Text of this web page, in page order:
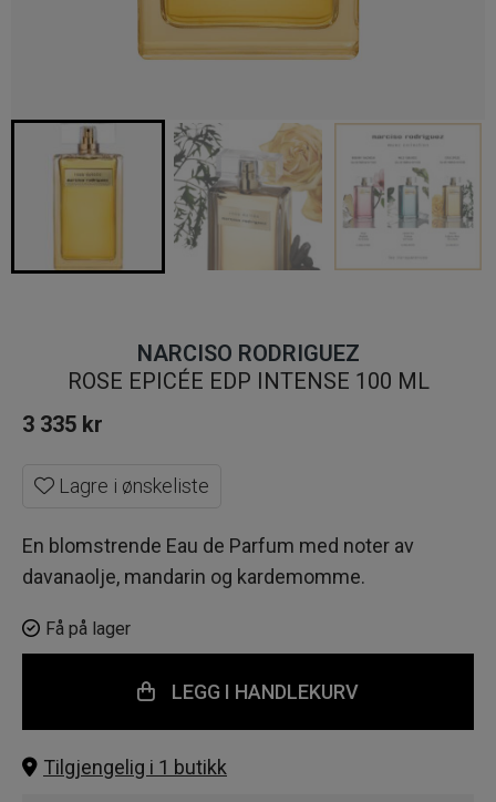
NARCISO RODRIGUEZ
ROSE EPICÉE EDP INTENSE 100 ML
3 335 kr
Lagre i ønskeliste
En blomstrende Eau de Parfum med noter av
davanaolje, mandarin og kardemomme.
Få på lager
LEGG I HANDLEKURV
Tilgjengelig i 1 butikk